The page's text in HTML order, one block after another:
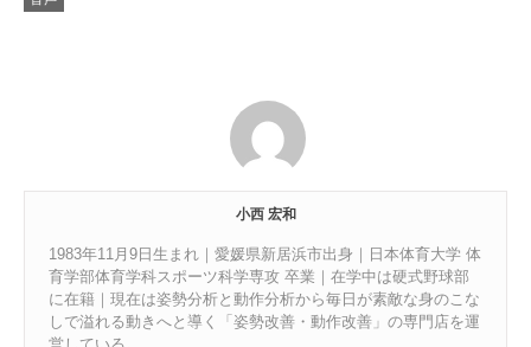
小西 宏和
1983年11月9日生まれ｜愛媛県新居浜市出身｜日本体育大学 体
育学部体育学科スポーツ科学専攻 卒業｜在学中は硬式野球部
に在籍｜現在は姿勢分析と動作分析から毎日が素敵な身のこな
しで溢れる動きへと導く「姿勢改善・動作改善」の専門店を運